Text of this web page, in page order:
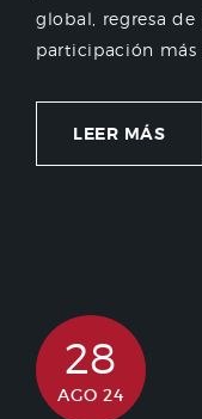
global, regresa
participación más
LEER MÁS
28
AGO 24